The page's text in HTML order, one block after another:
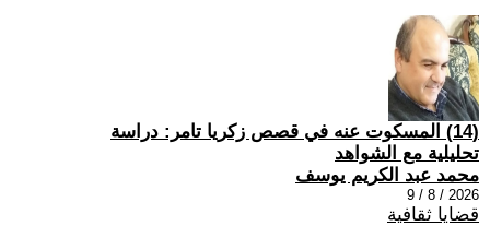
(14) المسكوت عنه في قصص زكريا تامر: دراسة
تحليلية مع الشواهد
محمد عبد الكريم يوسف
2026 / 8 / 9
قضايا ثقافية